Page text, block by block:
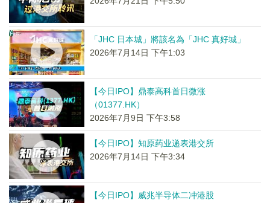
「JHC 日本城」將該名為「JHC 真好城」
2026年7月14日 下午1:03
【今日IPO】鼎泰高科首日微涨
（01377.HK）
2026年7月9日 下午3:58
【今日IPO】知原药业递表港交所
2026年7月14日 下午3:34
【今日IPO】威兆半导体二冲港股